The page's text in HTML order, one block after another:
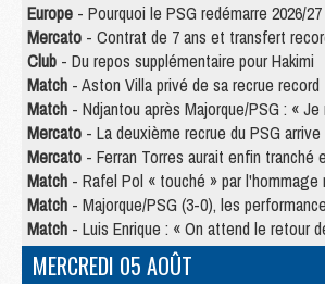
Europe - Pourquoi le PSG redémarre 2026/27 au 4e
Mercato - Contrat de 7 ans et transfert record pour
Club - Du repos supplémentaire pour Hakimi
Match - Aston Villa privé de sa recrue record
Match - Ndjantou après Majorque/PSG : « Je ne me
Mercato - La deuxième recrue du PSG arrive
Mercato - Ferran Torres aurait enfin tranché
Match - Rafel Pol « touché » par l'hommage reçu
Match - Majorque/PSG (3-0), les
Match - Luis Enrique : « On attend le retour de
MERCREDI 05 AOÛT